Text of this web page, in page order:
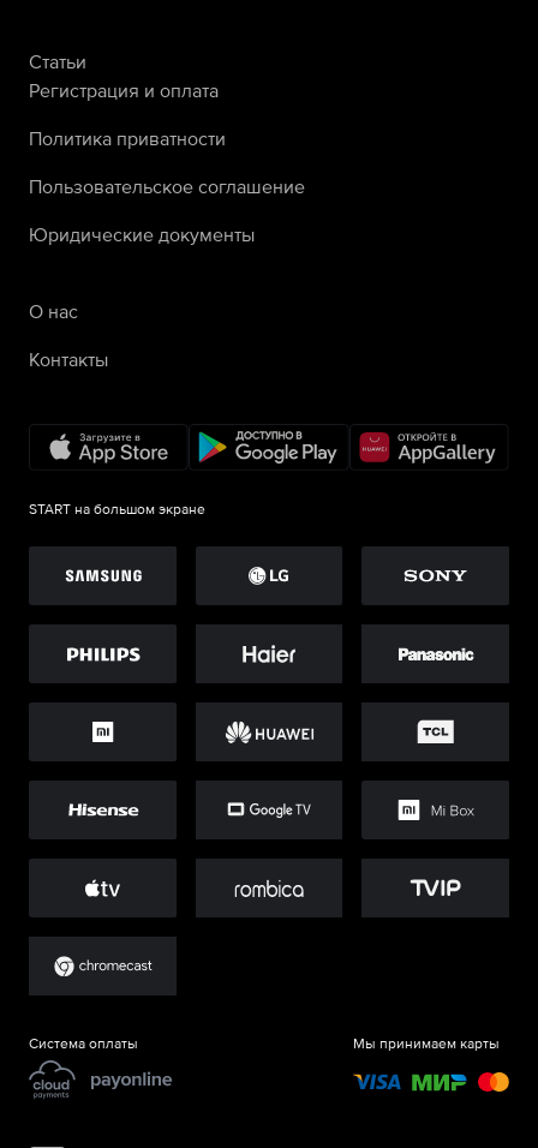
Статьи
Регистрация и оплата
Политика приватности
Пользовательское соглашение
Юридические документы
О нас
Контакты
START на большом экране
Система оплаты Мы принимаем карты